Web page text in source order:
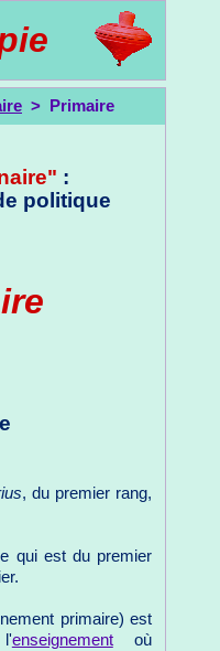
> Primaire
:
politique
, du premier rang,
qui est du premier
primaire) est
enseignementoù